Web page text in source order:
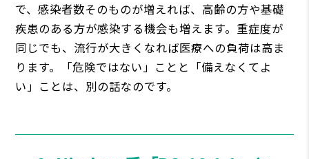
で、感染者数そのものが増えれば、高齢の方や基礎
疾患のある方が感染する機会も増えます。重症度が
同じでも、流行が大きくなれば医療への負荷は高ま
ります。「危険ではない」ことと「備えなくてよ
い」ことは、別の話なのです。